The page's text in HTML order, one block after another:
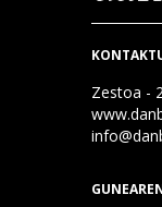
Zestoa -